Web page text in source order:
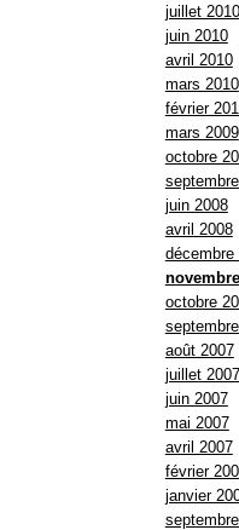
juillet 2010
juin 2010
avril 2010
mars 2010
février
mars 2009
octobre
juin 2008
avril 2008
décembre
octobre
août 2007
juillet 2007
juin 2007
mai 2007
avril 2007
février
janvier